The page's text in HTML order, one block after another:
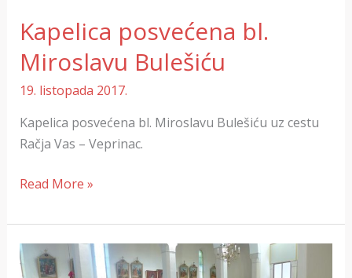
Kapelica posvećena bl.
Miroslavu Bulešiću
19. listopada 2017.
Kapelica posvećena bl. Miroslavu Bulešiću uz cestu
Račja Vas – Veprinac.
Read More »
Promocija
Duhovnog